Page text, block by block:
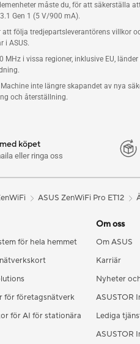
måste du, för att
Gen 1 (5 V/900 mA).
följa tredjepartsleverantörens villkor
i ASUS.
i vissa regioner, inklusive EU,
inte längre skapandet av nya
och återställning.
köpet
eller ringa oss
ASUS ZenWiFi Pro ET12
för hela hemmet
för företagsnätverk
för AI för stationära
Om oss
Om ASUS
Karriär
Nyheter
ASUSTOR
Lediga
ASUSTOR